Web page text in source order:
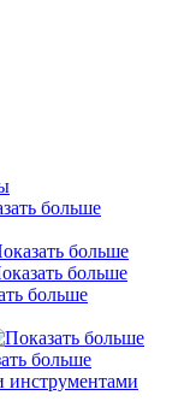
инструментами